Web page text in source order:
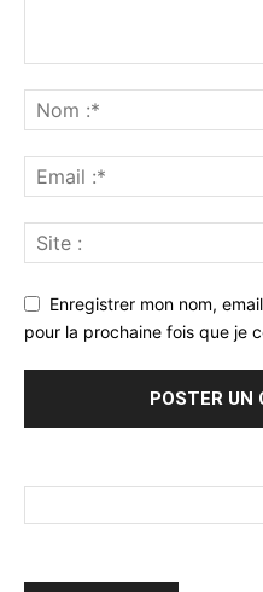
Enregistrer mon nom,
pour la prochaine fois que je